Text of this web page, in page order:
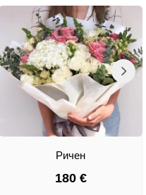
Ричен
180 €